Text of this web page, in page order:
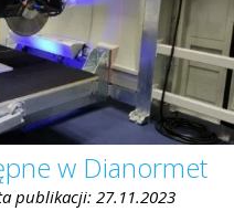
w Dianormet
publikacji: 27.11.2023